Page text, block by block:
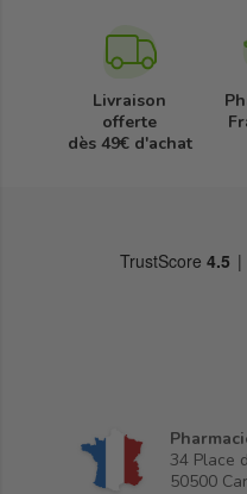
Livraison
offerte
dès 49€ d'achat
34 Place
50500